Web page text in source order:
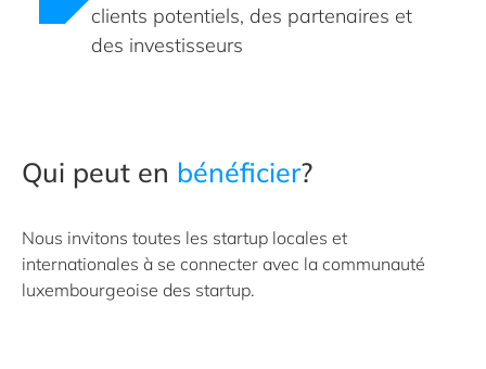
clients potentiels, des partenaires et
des investisseurs
Qui peut en bénéficier?
Nous invitons toutes les startup locales et
internationales à se connecter avec la communauté
luxembourgeoise des startup.